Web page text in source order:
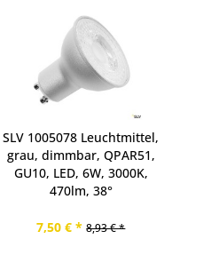
SLV 1005078 Leuchtmittel,
grau, dimmbar, QPAR51,
GU10, LED, 6W, 3000K,
470lm, 38°
7,50 € * 8,93 € *